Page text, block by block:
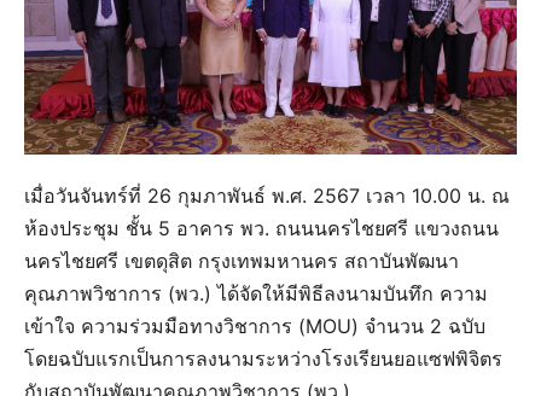
เมื่อวันจันทร์ที่ 26 กุมภาพันธ์ พ.ศ. 2567 เวลา 10.00 น. ณ
ห้องประชุม ชั้น 5 อาคาร พว. ถนนนครไชยศรี แขวงถนน
นครไชยศรี เขตดุสิต กรุงเทพมหานคร สถาบันพัฒนา
คุณภาพวิชาการ (พว.) ได้จัดให้มีพิธีลงนามบันทึก ความ
เข้าใจ ความร่วมมือทางวิชาการ (MOU) จำนวน 2 ฉบับ
โดยฉบับแรกเป็นการลงนามระหว่างโรงเรียนยอแซฟพิจิตร